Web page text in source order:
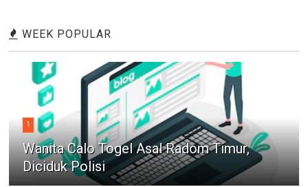
WEEK POPULAR
1
Wanita Calo Togel Asal Radom Timur,
Diciduk Polisi